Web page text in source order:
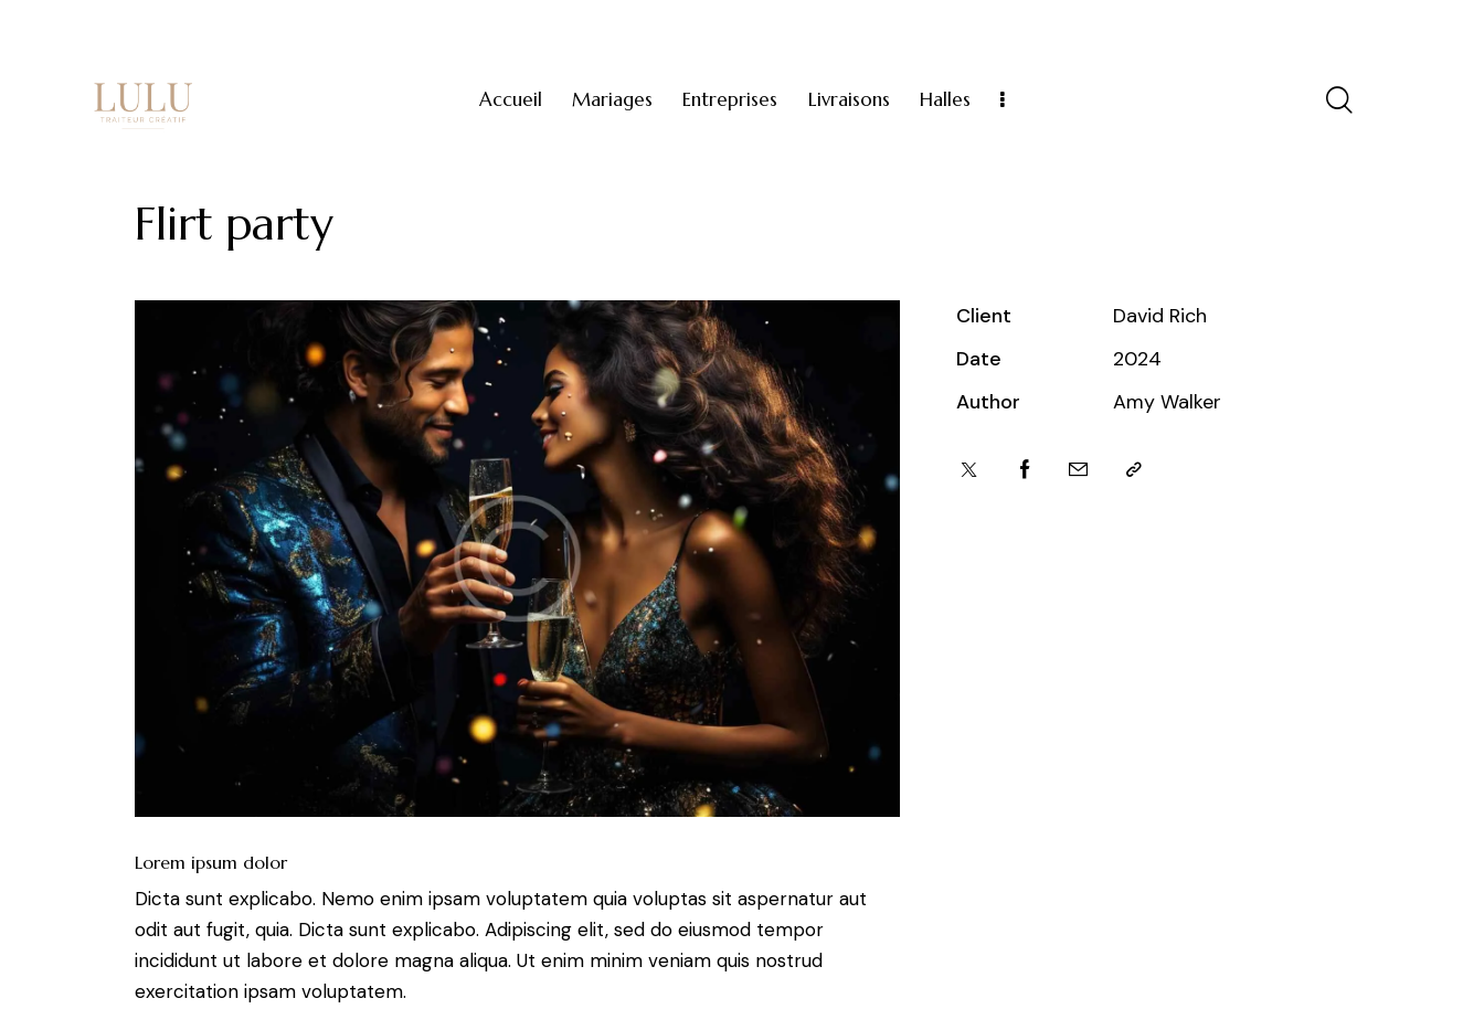
Accueil Mariages Entreprises Livraisons Halles
Flirt party
Lorem ipsum dolor
Dicta sunt explicabo. Nemo enim ipsam voluptatem quia voluptas sit aspernatur aut
odit aut fugit, quia. Dicta sunt explicabo. Adipiscing elit, sed do eiusmod tempor
incididunt ut labore et dolore magna aliqua. Ut enim minim veniam quis nostrud
exercitation ipsam voluptatem.
Client
David Rich
Date
2024
Author
Amy Walker